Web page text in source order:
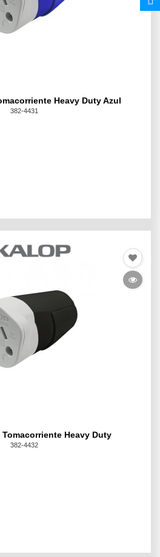
Heavy Duty Azul
382-4431
Tomacorriente Heavy Duty
382-4432